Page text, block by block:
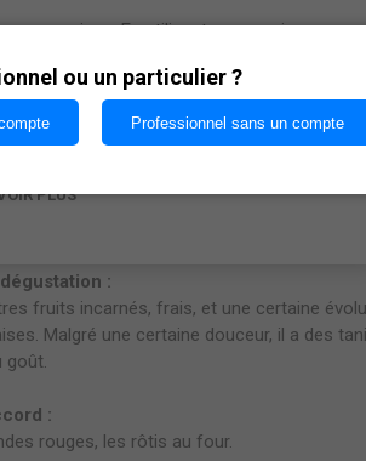
:
en moulin. Stage pendant 12 mois en
:
:
fruits incarnés, frais, et une certaine
Malgré une certaine douceur, il a des
goût.
:
rouges, les rôtis au four.
services. En utilisant nos services,
OK
PLUS
ou un particulier ?
Professionnel sans un compte